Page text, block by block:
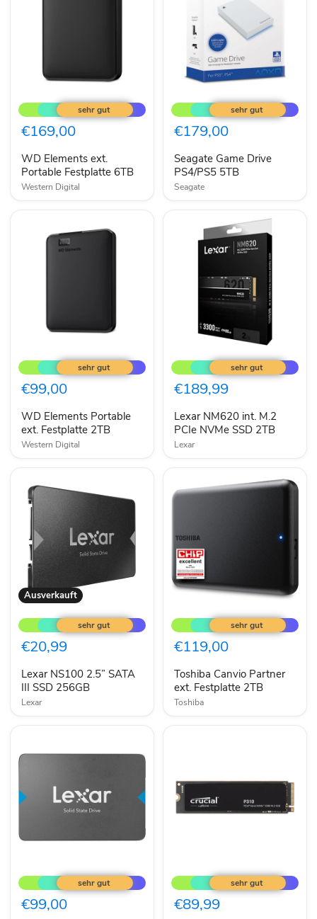
Elements
ext.
Portable
Festplatte
€169,00
WD Elements ext.
Portable Festplatte 6TB
Western Digital
Game
Drive
PS4/PS5
5TB
€179,00
Seagate Game Drive
PS4/PS5 5TB
Seagate
Elements
Portable
ext.
Festplatte
€99,00
WD Elements Portable
ext. Festplatte 2TB
Western Digital
NM620
int.
M.2
PCIe
SSD
2TB
€189,99
Lexar NM620 int. M.2
PCIe NVMe SSD 2TB
Lexar
Ausverkauft
NS100
2.5”
SATA
III
256GB
€20,99
Lexar NS100 2.5” SATA
III SSD 256GB
Lexar
Canvio
Partner
ext.
Festplatte
€119,00
Toshiba Canvio Partner
ext. Festplatte 2TB
Toshiba
NQ100
int.
SATA
III
€99,00
P310
int.
M.2
NVMe
€89,99